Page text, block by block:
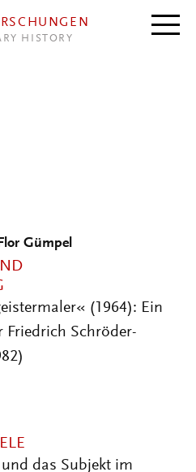
HISTORY
Gümpel
(1964): Ein
Friedrich Schröder-
das Subjekt im